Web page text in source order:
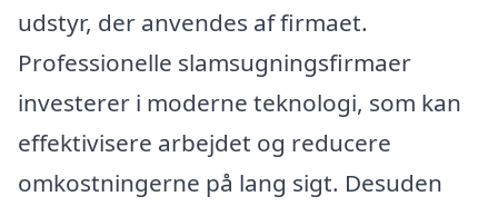
udstyr, der anvendes af firmaet.
Professionelle slamsugningsfirmaer
investerer i moderne teknologi, som kan
effektivisere arbejdet og reducere
omkostningerne på lang sigt. Desuden